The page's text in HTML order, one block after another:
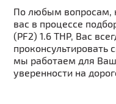
По любым вопросам,
вас в процессе
(PF2) 1.6 THP, Вас
проконсультировать
мы работаем для
уверенности на